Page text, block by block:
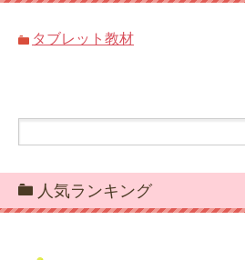
タブレット教材
人気ランキング